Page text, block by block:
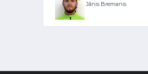
Jānis Bremanis